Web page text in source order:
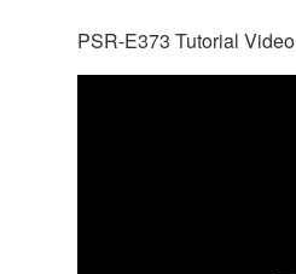
PSR-E373 Tutorial Video